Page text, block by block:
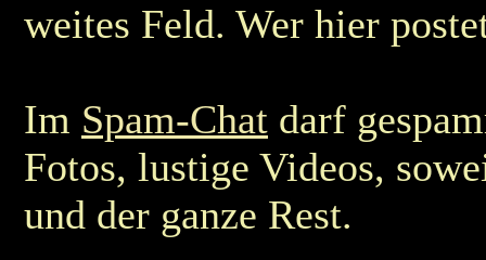
weites Feld. Wer hier
Im Spam-Chat darf
Fotos, lustige Videos,
und der ganze Rest.